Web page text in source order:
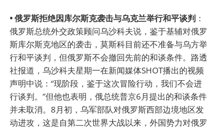
• 俄罗斯拒绝因库尔斯克袭击与乌克兰举行和平谈判 ：
俄罗斯总统外交政策顾问乌沙科夫说，鉴于基辅对俄罗
斯库尔斯克地区的袭击，莫斯科目前还不准备与乌方举
行和平谈判，但俄罗斯不会撤回先前的和谈条件。路透
社报道，乌沙科夫星期一在新闻媒体SHOT播出的视频
声明中说：“现阶段，鉴于这次冒险行动，我们不会进
行谈判。”但他也表明，俄总统普京6月提出的和谈条件
并未取消。8月初，乌军部队对俄罗斯西部边境地区发
动进攻，这是自第二次世界大战以来，外国势力对俄罗